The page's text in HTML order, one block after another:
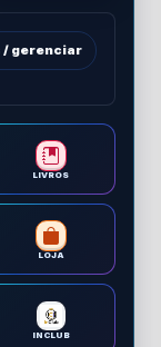
/ gerenciar
LIVROS
LOJA
INCLUB